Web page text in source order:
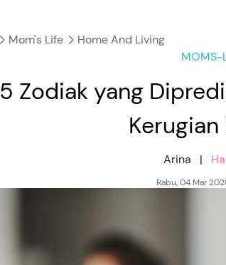
Mom's Life
Home And Living
MOMS-
5 Zodiak yang
Kerugian
Arina |
Rabu, 04 Mar